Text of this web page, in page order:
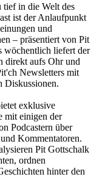
tief in die Welt des
ist der Anlaufpunkt
und
– präsentiert von Pit
wöchentlich liefert der
direkt aufs Ohr und
Newsletters mit
Diskussionen.
exklusive
mit einigen der
Podcastern über
Kommentatoren.
Pit Gottschalk
ordnen
hinter den